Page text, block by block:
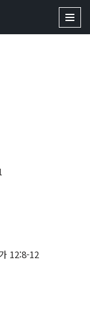
12:8-12